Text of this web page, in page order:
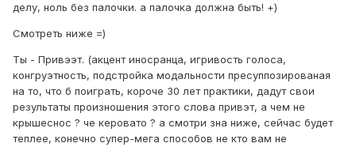
делу, ноль без палочки. а палочка должна быть! +)
Смотреть ниже =)
Ты - Привээт. (акцент иносранца, игривость голоса,
конгруэтность, подстройка модальности пресуппозированая
на то, что б поиграть, короче 30 лет практики, дадут свои
результаты произношения этого слова привэт, а чем не
крышеснос ? че керовато ? а смотри зна ниже, сейчас будет
теплее, конечно супер-мега способов не кто вам не